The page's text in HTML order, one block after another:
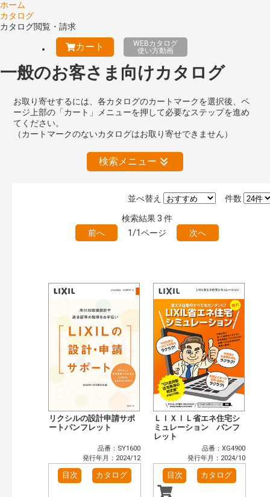
ホーム
カタログ
カタログ閲覧・請求
カート
WEBカタログ
使い方動画
一般のお客さま向けカタログ
お取り寄せするには、各カタログのカートマークを選択後、ペ
ージ上部の「カート」メニューを押して必要なステップを進め
てください。
（カートマークのないカタログはお取り寄せできません）
検索メニュー
絞り込みの解除
おすすめハッシュタグ
まずはここから（3）
リフォームおすすめ（3）
省エネ住宅関連（3）
補助金・優遇制度を知る（2）
カテゴリー
窓・シャッター（2）
玄関ドア・引戸（1）
インテリア建材（1）
エクステリア（1）
キッチン（1）
浴室（1）
洗面化粧室（1）
トイレ（1）
小型電気温水器（1）
太陽光発電・屋根・外壁（4）
その他（4）
件数
並べ替え
検索結果3 件
前へ
1/1ページ 次へ
リクシルの設計申請サポ
ートパンフレット
品番：SY1600
発行年月：2024/12
目次 カタログ
ＬＩＸＩＬ省エネ住宅シ
ミュレーション パンフ
レット
品番：XG4900
発行年月：2024/10
目次 カタログ